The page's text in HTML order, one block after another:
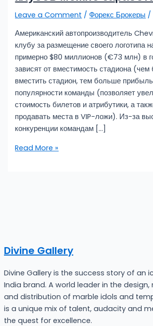
Leave a Comment /Форекс Брокеры /
Американский автопроизводитель
клубу за размещение своего логотипа
примерно $80 миллионов (€73 млн) в
зависят от вместимость стадиона
вместить стадион, тем больше
популярности команды (позволяет
стоимость билетов и атрибутики, а
продавать места в VIP-ложи). Из-за
конкуренции командам […]
Read More »
Divine Gallery
Divine Gallery is the success story of an
India brand. A world leader in the
and distribution of marble idols and
is a unique mix of talent, audacity and
the quest for excellence.